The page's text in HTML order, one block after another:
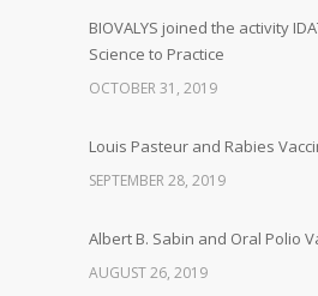
BIOVALYS joined the activity
Science to Practice
OCTOBER 31, 2019
Louis Pasteur and Rabies
SEPTEMBER 28, 2019
Albert B. Sabin and Oral Polio
AUGUST 26, 2019